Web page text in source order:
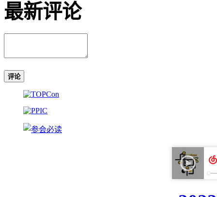
最新评论
评论